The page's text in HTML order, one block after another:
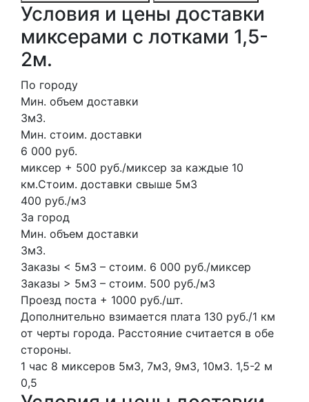
Условия и цены доставки
миксерами с лотками 1,5-
2м.
По городу
Мин. объем доставки
3м3.
Мин. стоим. доставки
6 000 руб.
миксер + 500 руб./миксер за каждые 10
км.Стоим. доставки свыше 5м3
400 руб./м3
За город
Мин. объем доставки
3м3.
Заказы < 5м3 – стоим. 6 000 руб./миксер
Заказы > 5м3 – стоим. 500 руб./м3
Проезд поста + 1000 руб./шт.
Дополнительно взимается плата 130 руб./1 км
от черты города. Расстояние считается в обе
стороны.
1 час 8 миксеров 5м3, 7м3, 9м3, 10м3. 1,5-2 м
0,5